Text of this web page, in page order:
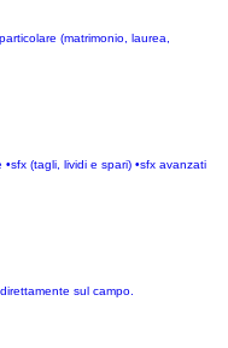
(matrimonio, laurea,
(tagli, lividi e spari) •sfx avanzati
sul campo.